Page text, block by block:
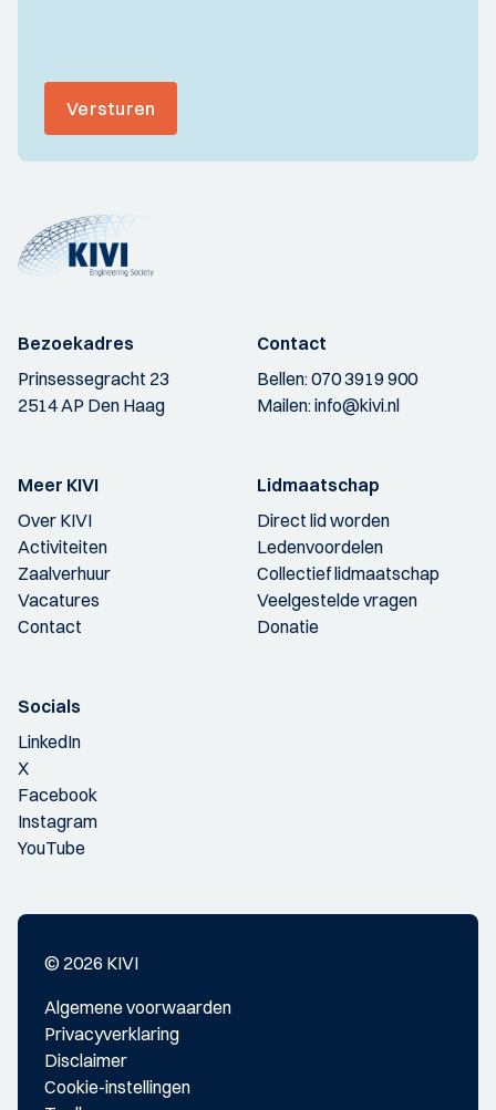
Versturen
Bezoekadres
Prinsessegracht 23
2514 AP Den Haag
Contact
Bellen:070 3919 900
Mailen:info@kivi.nl
Meer KIVI
Over KIVI
Activiteiten
Zaalverhuur
Vacatures
Contact
Lidmaatschap
Direct lid worden
Ledenvoordelen
Collectief lidmaatschap
Veelgestelde vragen
Donatie
Socials
LinkedIn
X
Facebook
Instagram
YouTube
© 2026 KIVI
Algemene voorwaarden
Privacyverklaring
Disclaimer
Cookie-instellingen